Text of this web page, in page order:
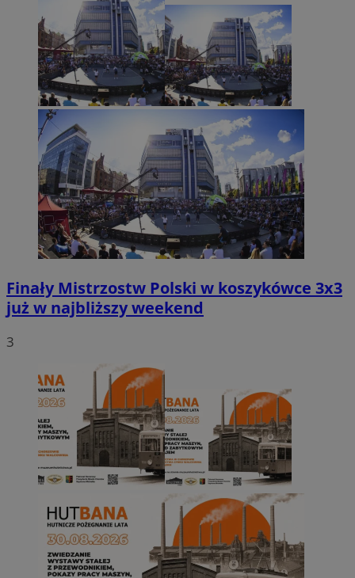
Finały Mistrzostw Polski w koszykówce 3x3
już w najbliższy weekend
3